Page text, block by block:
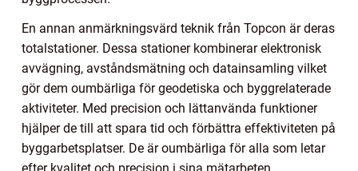
En annan anmärkningsvärd teknik från Topcon är deras
totalstationer. Dessa stationer kombinerar elektronisk
avvägning, avståndsmätning och datainsamling vilket
gör dem oumbärliga för geodetiska och byggrelaterade
aktiviteter. Med precision och lättanvända funktioner
hjälper de till att spara tid och förbättra effektiviteten på
byggarbetsplatser. De är oumbärliga för alla som letar